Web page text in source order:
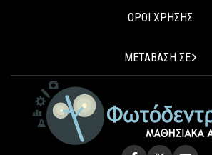
ΟΡΟΙ ΧΡΗΣΗΣ
ΜΕΤΑΒΑΣΗ ΣΕ